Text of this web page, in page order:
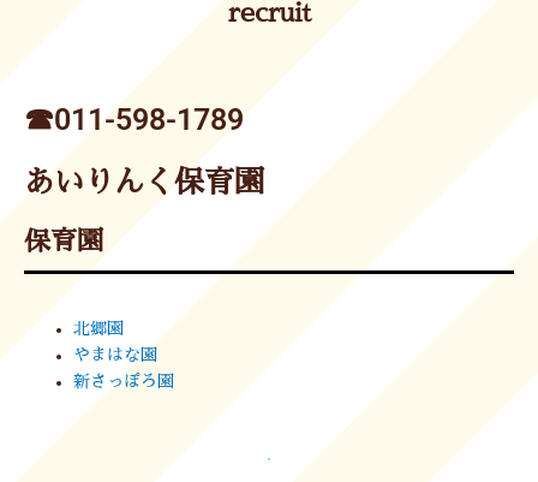
recruit
☎︎011-598-1789
あいりんく保育園
保育園
北郷園
やまはな園
新さっぽろ園